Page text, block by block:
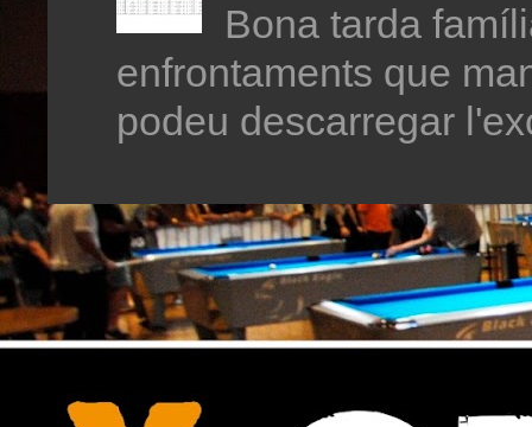
Bona tarda
enfrontaments que
podeu descarregar